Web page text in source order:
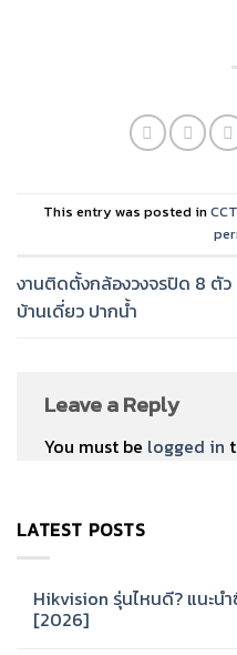
This entry was posted in
งานติดตั้งกล้องวงจรปิด 8 ตัว
บ้านเดี่ยว ปากน้ำ
Leave a Reply
You must be logged in
LATEST POSTS
Hikvision รุ่นไหนดี? แนะน
[2026]